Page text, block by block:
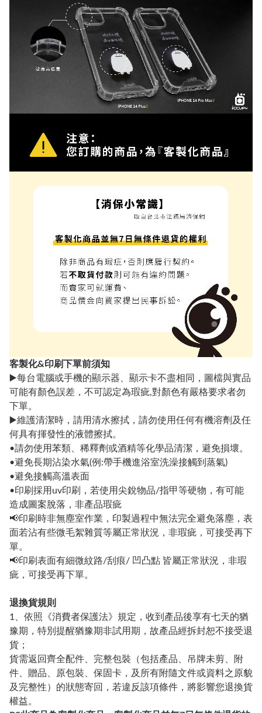
客製化&印刷下單前須知
▶️每台電腦或手機的顯示器、顯示卡不盡相同，圖檔與實品
可能有顏色誤差，不可認定為瑕疵,對顏色有嚴格要求者勿
下單。
▶️維護清潔時，請用清水擦拭，請勿使用任何有機溶劑及任
何具有揮發性的液體擦拭。
•請勿使用苯類、稀釋劑或酒精等化學品清潔，避免損壞。
•避免長期沾染水氣(例:帶手機進浴室洗澡接觸到蒸氣)
•避免接觸高溫表面
•印刷採用uv印刷，若使用尖銳物品/指甲等硬物，有可能
造成圖案脫落，非產品瑕疵
📢印刷時非無塵室作業，印製過程中無法完全避免落塵，表
面若沾有些微毛絮雜質等屬正常狀況，非瑕疵，可接受再下
單。
📢印刷表面有細微紋路/刮痕/ 凹凸點 皆屬正常狀況，非瑕
疵，可接受再下單。
退換貨規則
1、依照《消費者保護法》規定，收到產品後享有七天的猶
豫期，特別提醒猶豫期非試用期，故產品經拆封恕不接受退
貨；
貨需返回齊全配件、完整包裝（包括產品、吊牌未剪、附
件、贈品、原包裝、保固卡，及所有附隨文件或資料之原貌
及完整性）的狀態寄回，若違反該項條件，將影響您退換貨
權益。